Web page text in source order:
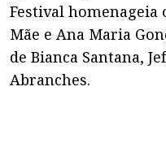
Festival homenageia
Mãe e Ana Maria
de Bianca Santana,
Abranches.